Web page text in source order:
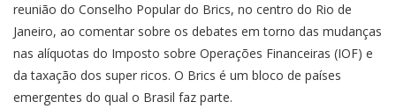
reunião do Conselho Popular do Brics, no centro do Rio de
Janeiro, ao comentar sobre os debates em torno das mudanças
nas alíquotas do Imposto sobre Operações Financeiras (IOF) e
da taxação dos super ricos. O Brics é um bloco de países
emergentes do qual o Brasil faz parte.